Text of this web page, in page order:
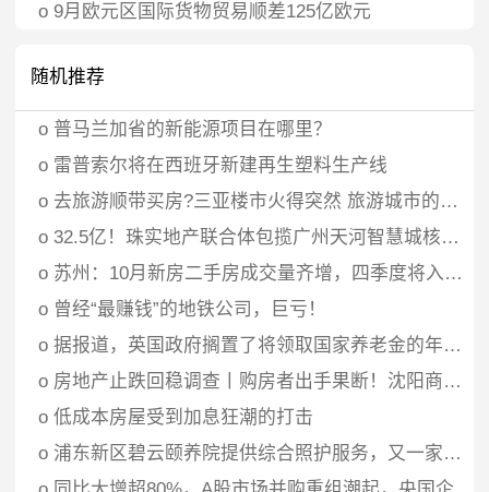
o 9月欧元区国际货物贸易顺差125亿欧元
随机推荐
o 普马兰加省的新能源项目在哪里？
o 雷普索尔将在西班牙新建再生塑料生产线
o 去旅游顺带买房?三亚楼市火得突然 旅游城市的房子好卖了？
o 32.5亿！珠实地产联合体包揽广州天河智慧城核心区2宗宅地
o 苏州：10月新房二手房成交量齐增，四季度将入市商品房项目60余个
o 曾经“最赚钱”的地铁公司，巨亏！
o 据报道，英国政府搁置了将领取国家养老金的年龄提早至 68 岁的计划
o 房地产止跌回稳调查丨购房者出手果断！沈阳商品房销售面积出现单月同比正增长
o 低成本房屋受到加息狂潮的打击
o 浦东新区碧云颐养院提供综合照护服务，又一家养老机构开